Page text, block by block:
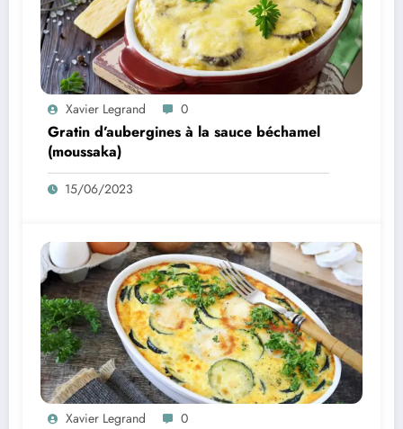
Xavier Legrand 0
Gratin d’aubergines à la sauce béchamel
(moussaka)
15/06/2023
Xavier Legrand 0